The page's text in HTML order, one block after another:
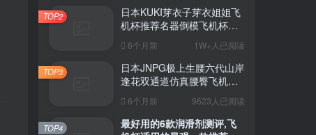
日本KUKI芽衣子芽衣姐姐飞
机杯推荐名器倒模飞机杯测
6个月前 1W+人已阅读
TOP2
日本JNPG极上生腰六代山岸
逢花双通道仿真腰臀飞机杯
致真实感的资深玩家
6个月前 9623人已阅读
TOP3
最好用的6款润滑剂测评,飞
TOP4